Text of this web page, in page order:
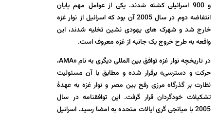
و 900 اسرائیلی کشته شدند. یکی از عوامل مهم پایان
انتفاضه دوم در سال 2005 آن بود که اسرائیل از نوار غزه
خارج شد و شهرک های یهودی نشین تخلیه شدند، این
واقعه به طرح خروج یک جانبه از غزه معروف است.
در تاریخچه نوار غزه توافق بین المللی دیگری به نام «AMA،
حرکت و دسترسی» برقرار شده و مطابق با آن مسئولیت
نظارت بر گذرگاه مرزی رفح بین مصر و نوار غزه به عهدۀ
تشکیلات خودگردان قرار گرفت. این توافقنامه در سال
2005 با میانجی گری ایالات متحده به امضا رسید. اسرائیل